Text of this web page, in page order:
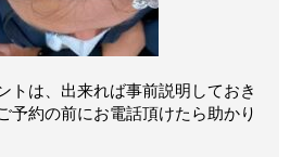
は、出来れば事前説明しておき
予約の前にお電話頂けたら助かり